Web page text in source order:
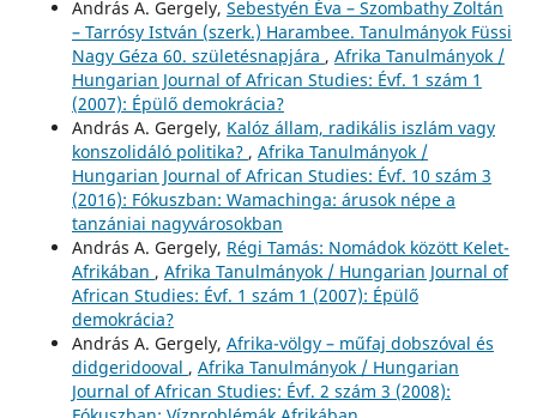
András A. Gergely, Sebestyén Éva – Szombathy Zoltán
– Tarrósy István (szerk.) Harambee. Tanulmányok Füssi
Nagy Géza 60. születésnapjára , Afrika Tanulmányok /
Hungarian Journal of African Studies: Évf. 1 szám 1
(2007): Épülő demokrácia?
András A. Gergely, Kalóz állam, radikális iszlám vagy
konszolidáló politika? , Afrika Tanulmányok /
Hungarian Journal of African Studies: Évf. 10 szám 3
(2016): Fókuszban: Wamachinga: árusok népe a
tanzániai nagyvárosokban
András A. Gergely, Régi Tamás: Nomádok között Kelet-
Afrikában , Afrika Tanulmányok / Hungarian Journal of
African Studies: Évf. 1 szám 1 (2007): Épülő
demokrácia?
András A. Gergely, Afrika-völgy – műfaj dobszóval és
didgeridooval , Afrika Tanulmányok / Hungarian
Journal of African Studies: Évf. 2 szám 3 (2008):